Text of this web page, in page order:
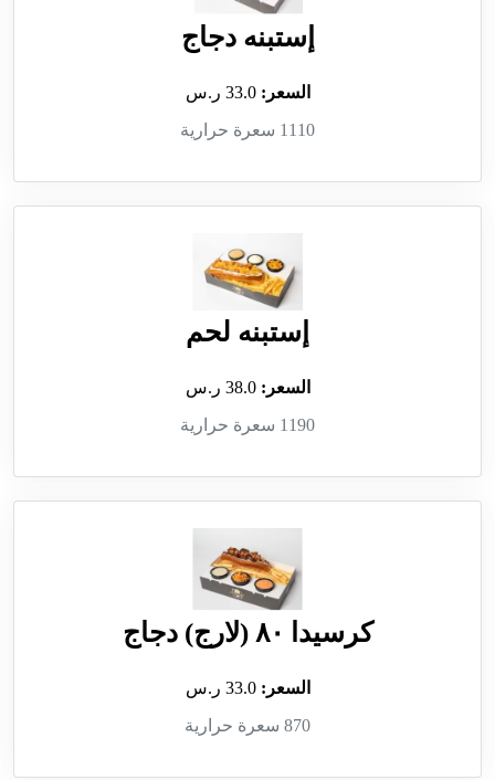
إستبنه دجاج
السعر:33.0 ر.س
1110 سعرة حرارية
إستبنه لحم
السعر:38.0 ر.س
1190 سعرة حرارية
كرسيدا ٨٠ (لارج) دجاج
السعر:33.0 ر.س
870 سعرة حرارية